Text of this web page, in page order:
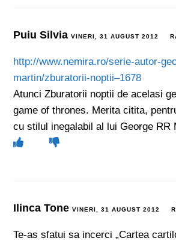
Puiu SilviaVINERI, 31 AUGUST 2012
http://www.nemira.ro/serie-autor-
martin/zburatorii-noptii–1678
Atunci Zburatorii noptii de acelasi
game of thrones. Merita citita,
cu stilul inegalabil al lui George RR
Ilinca ToneVINERI, 31 AUGUST 2012
Te-as sfatui sa incerci „Cartea